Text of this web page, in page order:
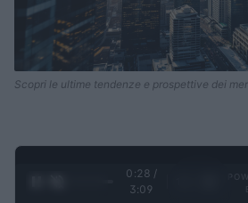
Scopri le ultime tendenze e prospettive dei
0:29 /
3:09